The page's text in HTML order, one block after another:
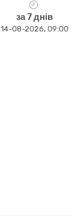
за 7 днів
14-08-2026, 09:00